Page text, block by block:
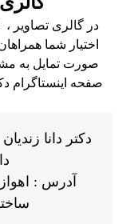
در گالری تصاویر ،
اختیار شما
صورت تمایل به
دکتر دانا
آدرس :